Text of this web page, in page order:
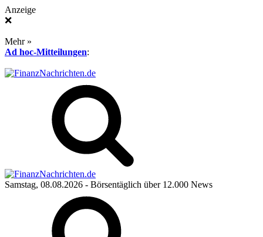
Anzeige
❌
Mehr »
Ad hoc-Mitteilungen:
Samstag, 08.08.2026 - Börsentäglich über 12.000 News